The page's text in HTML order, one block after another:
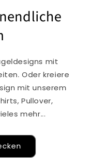
mit
Oder kreiere
mit unserem
Pullover,
mehr...